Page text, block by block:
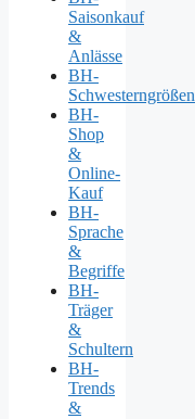
Saisonkauf
&
Anlässe
BH-
Schwesterngrößen
BH-
Shop
&
Online-
Kauf
BH-
Sprache
&
Begriffe
BH-
Träger
&
Schultern
BH-
Trends
&